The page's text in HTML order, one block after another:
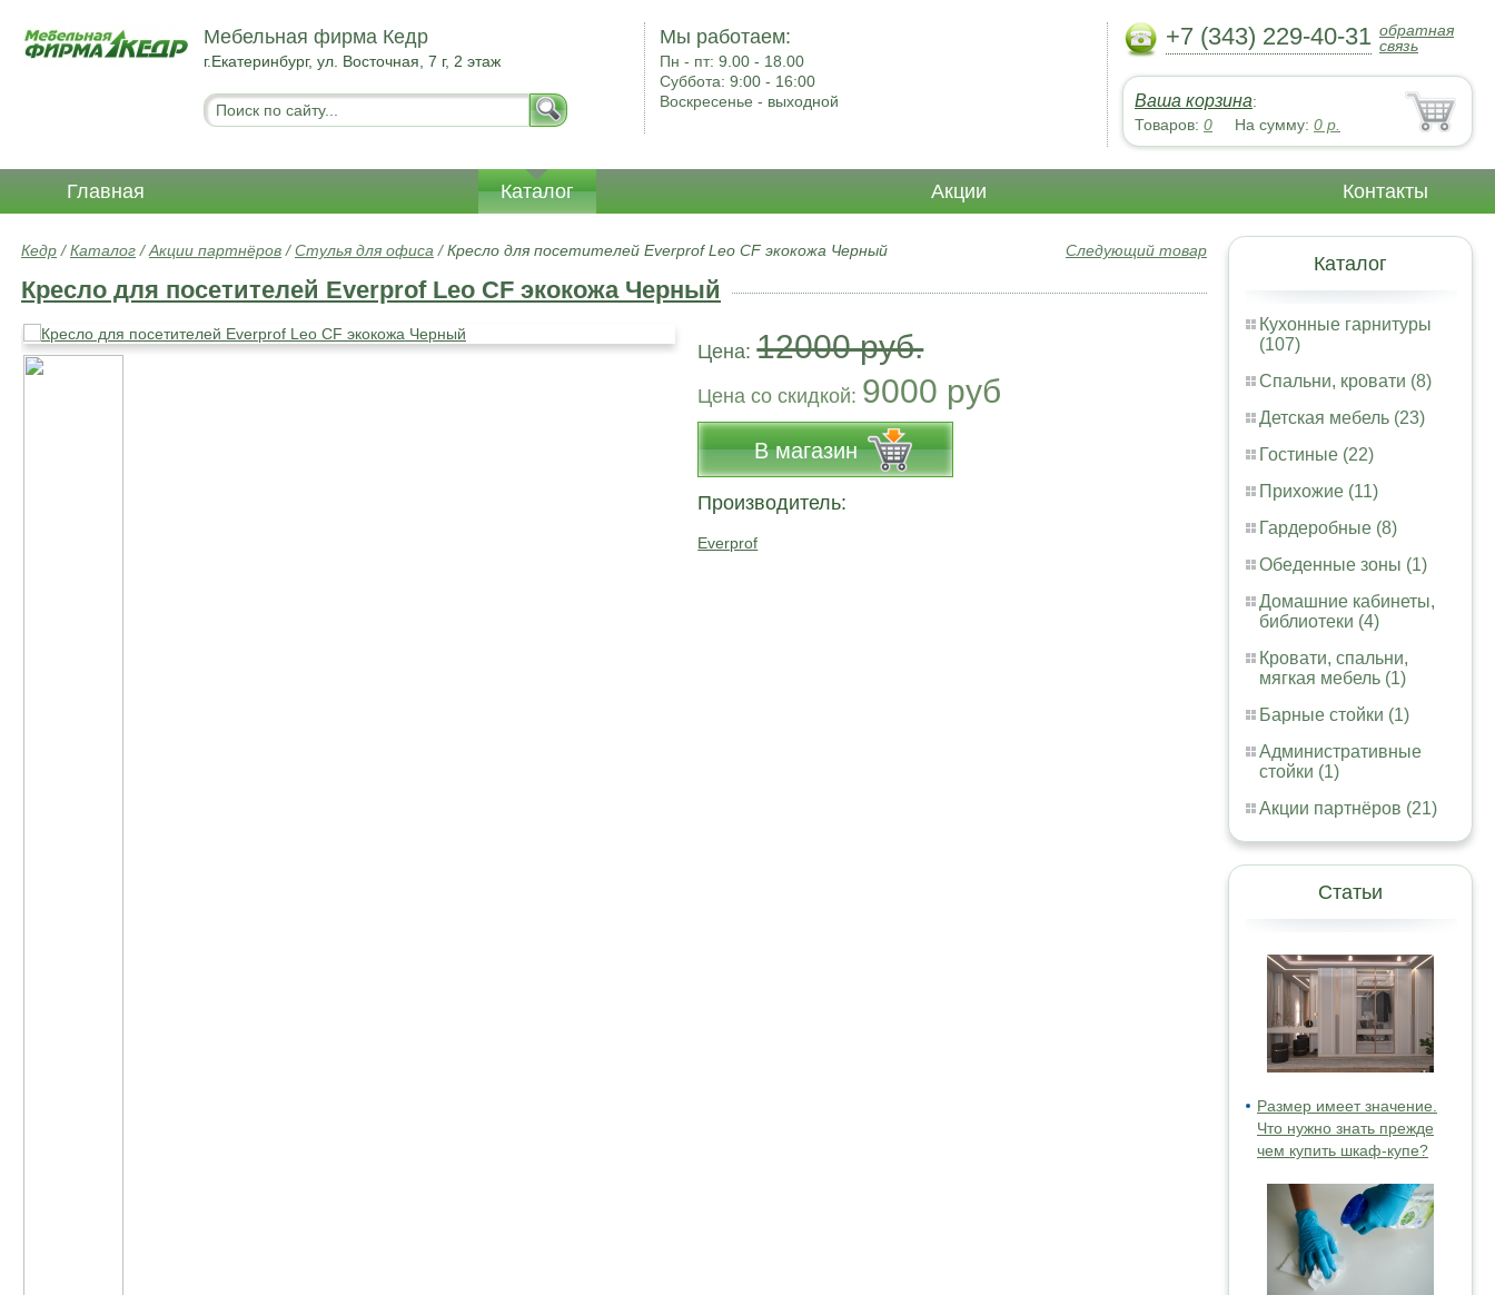
Мебельная фирма Кедр
г.Екатеринбург, ул. Восточная, 7 г, 2 этаж
Мы работаем:
Пн - пт:9.00 - 18.00
Суббота:9:00 - 16:00
Воскресенье - выходной
+7 (343) 229-40-31 обратная
связь
Ваша корзина:
Товаров: 0 На сумму: 0 р.
Главная Каталог Акции Контакты
Каталог
Кухонные гарнитуры
(107)
Спальни, кровати (8)
Детская мебель (23)
Гостиные (22)
Прихожие (11)
Гардеробные (8)
Обеденные зоны (1)
Домашние кабинеты,
библиотеки (4)
Кровати, спальни,
мягкая мебель (1)
Барные стойки (1)
Административные
стойки (1)
Акции партнёров (21)
Статьи
Размер имеет значение.
Что нужно знать прежде
чем купить шкаф-купе?
Следующий товар
Кедр /Каталог /Акции партнёров /Стулья для офиса /Кресло для посетителей Everprof Leo CF экокожа Черный
Кресло для посетителей Everprof Leo CF экокожа Черный
Цена:12000 руб.
Цена co скидкой: 9000 руб
В магазин
Производитель:
Everprof